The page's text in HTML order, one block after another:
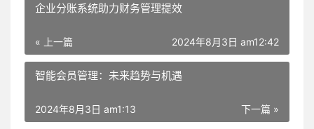
企业分账系统助力财务管理提效
« 上一篇 2024年8月3日 am12:42
智能会员管理：未来趋势与机遇
下一篇 »
2024年8月3日 am1:13